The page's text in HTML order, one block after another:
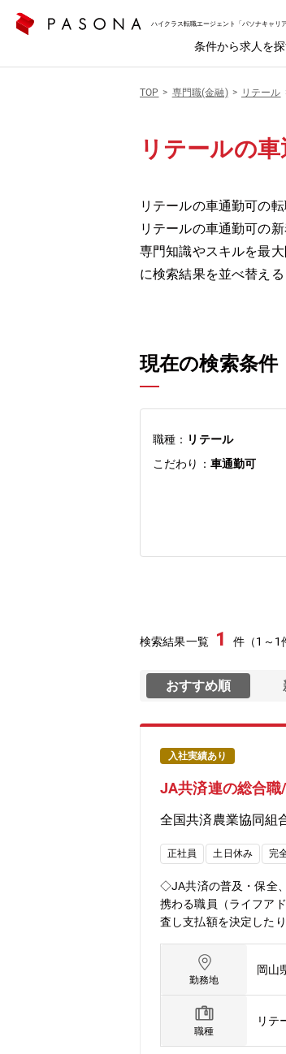
ハイクラス転職エージェント「パソナキャリア
条件から求人を
TOP 専門職(金融) リテール
リテールの
リテールの車通勤可の
リテールの車通勤可の
専門知識やスキルを最
に検索結果を並べ替える
現在の検索条件
職種： リテール
こだわり： 車通勤可
検索結果一覧 1 件（1～1
おすすめ順
入社実績あり
JA共済連の総合職
全国共済農業協同組
正社員 土日休み 完
◇JA共済の普及・保全
携わる職員（ライフア
査し支払額を決定した
る、ワークライフバラ
勤務地
岡山
職種
リテ